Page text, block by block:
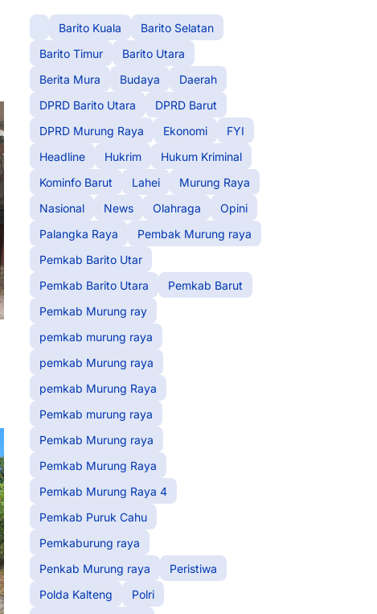
Barito Kuala
Barito Selatan
Barito Timur
Barito Utara
Berita Mura
Budaya
Daerah
DPRD Barito Utara
DPRD Barut
DPRD Murung Raya
Ekonomi
FYI
Headline
Hukrim
Hukum Kriminal
Kominfo Barut
Lahei
Murung Raya
Nasional
News Olahraga
Opini
Palangka Raya
Pembak Murung raya
Pemkab Barito Utar
Pemkab Barito Utara
Pemkab Barut
Pemkab Murung ray
pemkab murung raya
pemkab Murung raya
pemkab Murung Raya
Pemkab murung raya
Pemkab Murung raya
Pemkab Murung Raya
Pemkab Murung Raya 4
Pemkab Puruk Cahu
Pemkaburung raya
Penkab Murung raya
Peristiwa
Polda Kalteng
Polri